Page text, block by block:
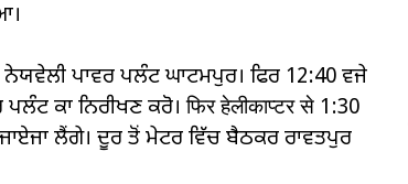
ਪਾਵਰ ਪਲੰਟ ਘਾਟਮਪੁਰ। ਫਿਰ 12:40 ਵਜੇ
ਕਾ ਨਿਰੀਖਣ ਕਰੋ। फिर हेलीकाप्टर से 1:30
ਲੈਂਗੇ। ਦੂਰ ਤੋਂ ਮੇਟਰ ਵਿੱਚ ਬੈਠਕਰ ਰਾਵਤਪੁਰ